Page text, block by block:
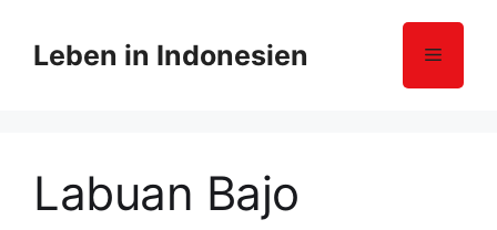
Leben in Indonesien Menü
Labuan Bajo